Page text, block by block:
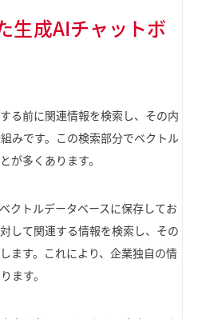
生成AIチャットボ
る前に関連情報を検索し、その内
みです。この検索部分でベクトル
が多くあります。
クトルデータベースに保存してお
して関連する情報を検索し、その
ます。これにより、企業独自の情
ます。